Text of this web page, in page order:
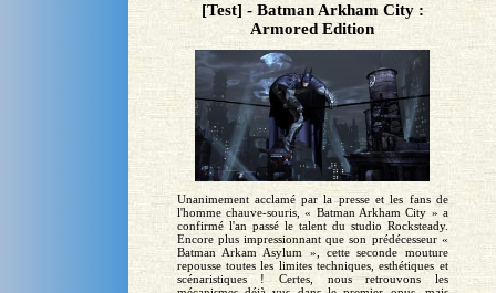
[Test] - Batman Arkham City :
Armored Edition
Unanimement acclamé par la presse et les fans de
l'homme chauve-souris, « Batman Arkham City » a
confirmé l'an passé le talent du studio Rocksteady.
Encore plus impressionnant que son prédécesseur «
Batman Arkam Asylum », cette seconde mouture
repousse toutes les limites techniques, esthétiques et
scénaristiques ! Certes, nous retrouvons les